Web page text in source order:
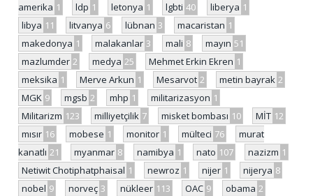
amerika 1 ldp 1 letonya 1 lgbti 40 liberya 1
libya 11 litvanya 6 lübnan 3 macaristan 1
makedonya 1 malakanlar 3 mali 8 mayın 51
mazlumder 2 medya 25 Mehmet Erkin Ekren 1
meksika 1 Merve Arkun 1 Mesarvot 2 metin bayrak 2
MGK 9 mgsb 2 mhp 1 militarizasyon 1
Militarizm 123 milliyetçilik 7 misket bombası 10 MİT 12
mısır 16 mobese 1 monitor 1 mülteci 76
murat
kanatlı 21 myanmar 8 namibya 1 nato 107 nazizm 1
Netiwit Chotiphatphaisal 1 newroz 1 nijer 1 nijerya 8
nobel 9 norveç 3 nükleer 113 OAC 9 obama 2